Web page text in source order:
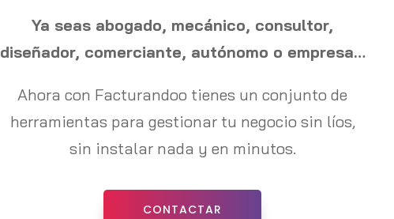
Ya seas abogado, mecánico, consultor,
diseñador, comerciante, autónomo o empresa…
Ahora con Facturandoo tienes un conjunto de
herramientas para gestionar tu negocio sin líos,
sin instalar nada y en minutos.
CONTACTAR